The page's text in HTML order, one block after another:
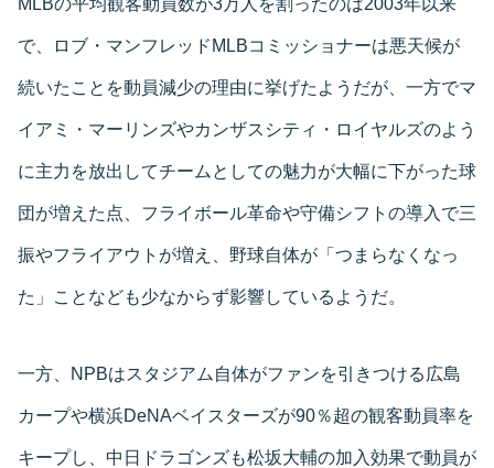
MLBの平均観客動員数が3万人を割ったのは2003年以来
で、ロブ・マンフレッドMLBコミッショナーは悪天候が
続いたことを動員減少の理由に挙げたようだが、一方でマ
イアミ・マーリンズやカンザスシティ・ロイヤルズのよう
に主力を放出してチームとしての魅力が大幅に下がった球
団が増えた点、フライボール革命や守備シフトの導入で三
振やフライアウトが増え、野球自体が「つまらなくなっ
た」ことなども少なからず影響しているようだ。
一方、NPBはスタジアム自体がファンを引きつける広島
カープや横浜DeNAベイスターズが90％超の観客動員率を
キープし、中日ドラゴンズも松坂大輔の加入効果で動員が